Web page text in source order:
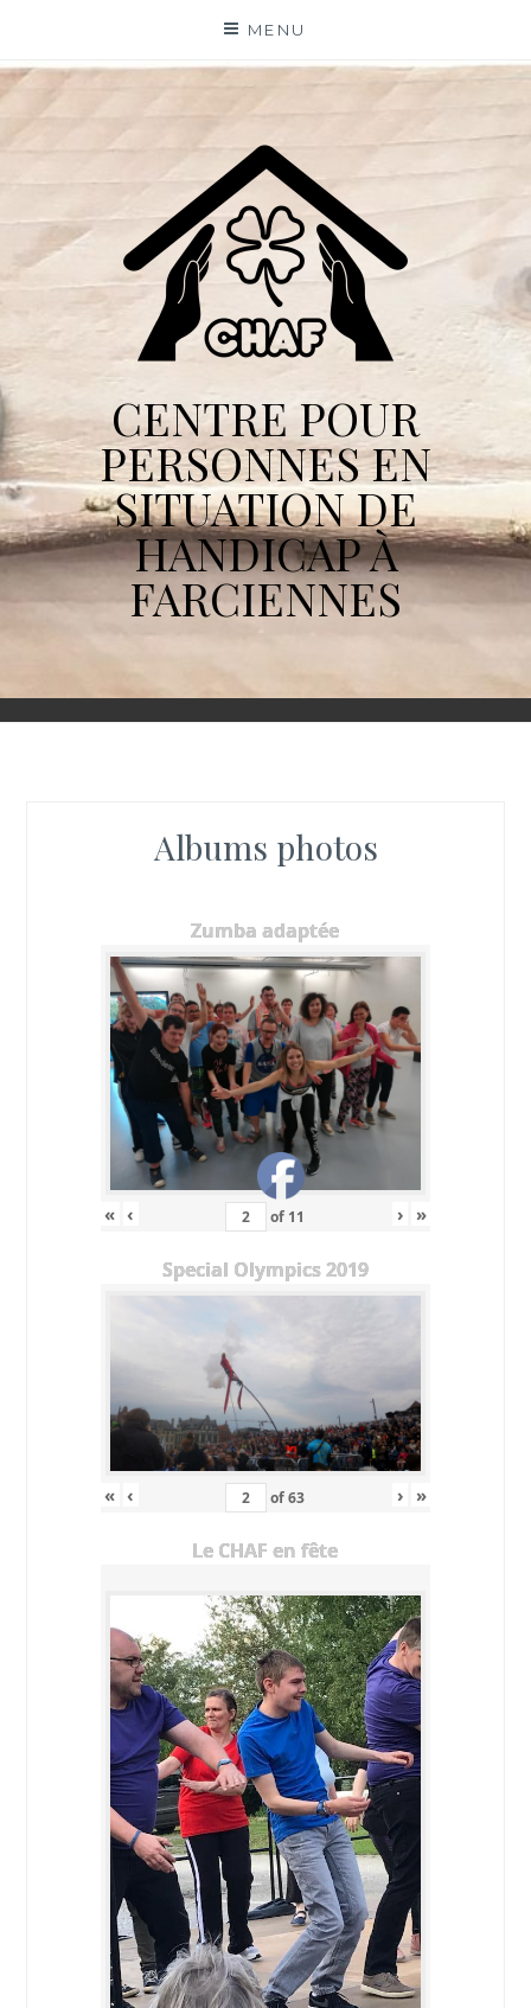
content
MENU
CENTRE POUR
PERSONNES EN
SITUATION DE
HANDICAP À
FARCIENNES
Albums photos
Zumba adaptée
« ‹ of 11 › »
Special Olympics 2019
« ‹ of63 › »
Le CHAF en fête